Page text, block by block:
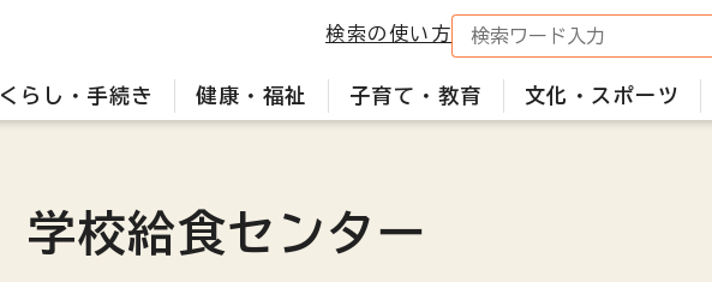
くらし・手続き 健康・福祉 子育て・教育 文化・スポーツ
検索の使い方
学校給食センター